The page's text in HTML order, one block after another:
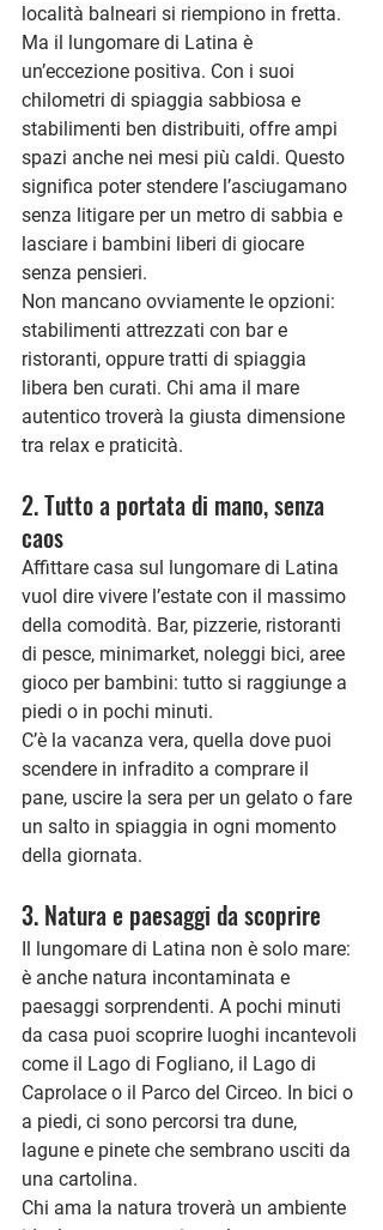
località balneari si riempiono in fretta.
Ma il lungomare di Latina è
un’eccezione positiva. Con i suoi
chilometri di spiaggia sabbiosa e
stabilimenti ben distribuiti, offre ampi
spazi anche nei mesi più caldi. Questo
significa poter stendere l’asciugamano
senza litigare per un metro di sabbia e
lasciare i bambini liberi di giocare
senza pensieri.
Non mancano ovviamente le opzioni:
stabilimenti attrezzati con bar e
ristoranti, oppure tratti di spiaggia
libera ben curati. Chi ama il mare
autentico troverà la giusta dimensione
tra relax e praticità.
2. Tutto a portata di mano, senza
caos
Affittare casa sul lungomare di Latina
vuol dire vivere l’estate con il massimo
della comodità. Bar, pizzerie, ristoranti
di pesce, minimarket, noleggi bici, aree
gioco per bambini: tutto si raggiunge a
piedi o in pochi minuti.
C’è la vacanza vera, quella dove puoi
scendere in infradito a comprare il
pane, uscire la sera per un gelato o fare
un salto in spiaggia in ogni momento
della giornata.
3. Natura e paesaggi da scoprire
Il lungomare di Latina non è solo mare:
è anche natura incontaminata e
paesaggi sorprendenti. A pochi minuti
da casa puoi scoprire luoghi incantevoli
come il Lago di Fogliano, il Lago di
Caprolace o il Parco del Circeo. In bici o
a piedi, ci sono percorsi tra dune,
lagune e pinete che sembrano usciti da
una cartolina.
Chi ama la natura troverà un ambiente